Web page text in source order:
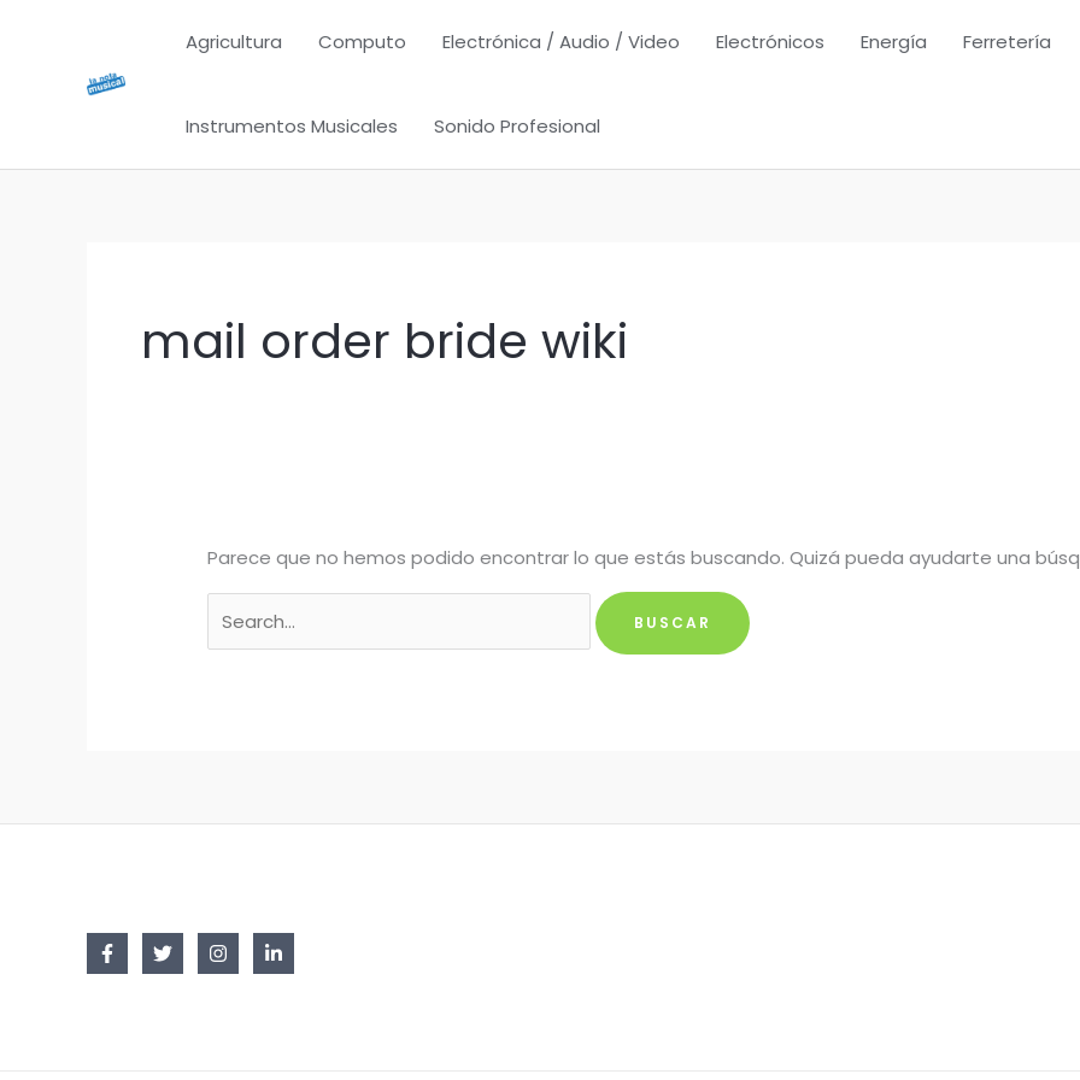
contenido
Agricultura Computo Electrónica / Audio / Video Electrónicos Energía Ferretería
Instrumentos Musicales Sonido Profesional
mail order bride wiki
Parece que no hemos podido encontrar lo que estás buscando. Quizá pueda ayudarte una